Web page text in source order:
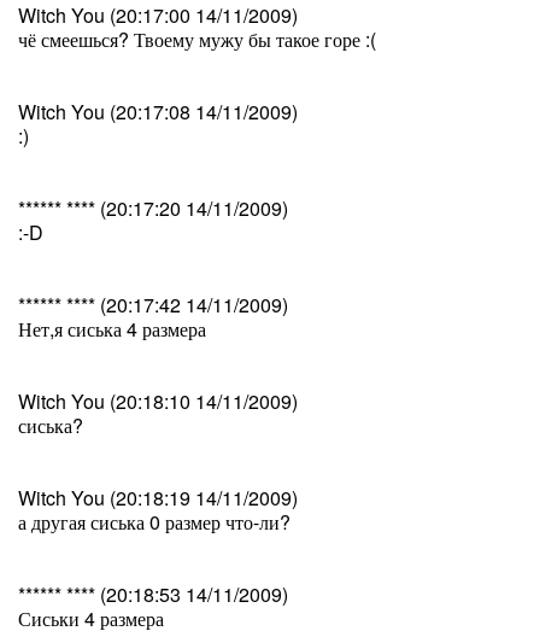
Witch You (20:17:00 14/11/2009)
чё смеешься? Твоему мужу бы такое горе :(
Witch You (20:17:08 14/11/2009)
:)
****** **** (20:17:20 14/11/2009)
:-D
****** **** (20:17:42 14/11/2009)
Нет,я сиська 4 размера
Witch You (20:18:10 14/11/2009)
сиська?
Witch You (20:18:19 14/11/2009)
а другая сиська 0 размер что-ли?
****** **** (20:18:53 14/11/2009)
Сиськи 4 размера